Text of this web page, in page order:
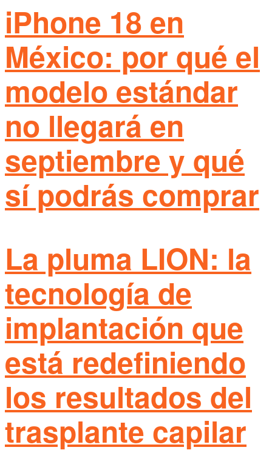
iPhone 18 en
México: por qué el
modelo estándar
no llegará en
septiembre y qué
sí podrás comprar
La pluma LION: la
tecnología de
implantación que
está redefiniendo
los resultados del
trasplante capilar